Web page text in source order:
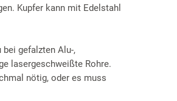
Kupfer kann mit Edelstahl
bei gefalzten Alu-,
lasergeschweißte Rohre.
nötig, oder es muss